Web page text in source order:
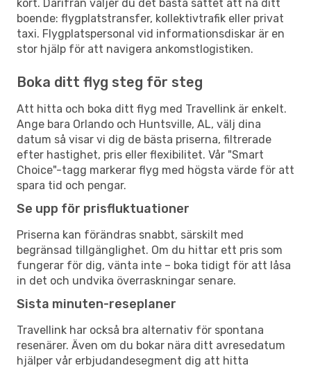
kort. Därifrån väljer du det bästa sättet att nå ditt
boende: flygplatstransfer, kollektivtrafik eller privat
taxi. Flygplatspersonal vid informationsdiskar är en
stor hjälp för att navigera ankomstlogistiken.
Boka ditt flyg steg för steg
Att hitta och boka ditt flyg med Travellink är enkelt.
Ange bara Orlando och Huntsville, AL, välj dina
datum så visar vi dig de bästa priserna, filtrerade
efter hastighet, pris eller flexibilitet. Vår "Smart
Choice"-tagg markerar flyg med högsta värde för att
spara tid och pengar.
Se upp för prisfluktuationer
Priserna kan förändras snabbt, särskilt med
begränsad tillgänglighet. Om du hittar ett pris som
fungerar för dig, vänta inte – boka tidigt för att låsa
in det och undvika överraskningar senare.
Sista minuten-reseplaner
Travellink har också bra alternativ för spontana
resenärer. Även om du bokar nära ditt avresedatum
hjälper vår erbjudandesegment dig att hitta